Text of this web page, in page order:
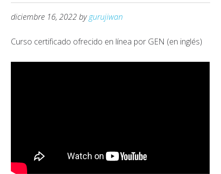
diciembre 16, 2022bygurujiwan
Curso certificado ofrecido en línea por GEN (en inglés)